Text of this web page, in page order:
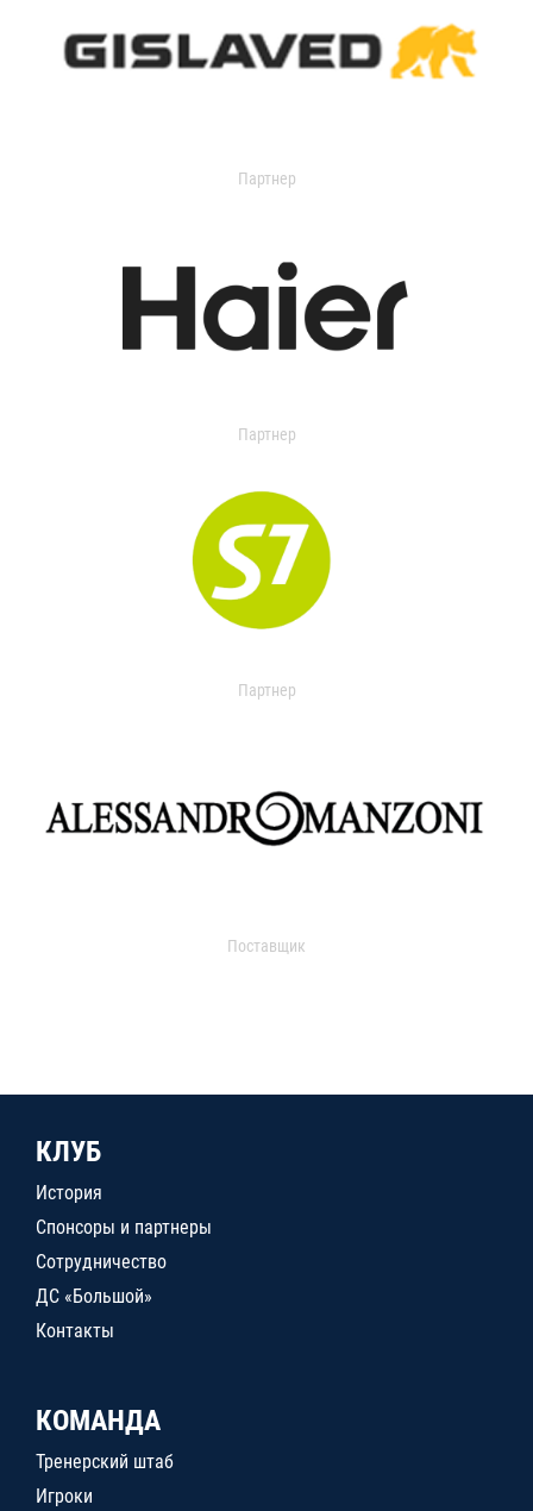
Партнер
Партнер
Партнер
Поставщик
КЛУБ
История
Спонсоры и партнеры
Сотрудничество
ДС «Большой»
Контакты
КОМАНДА
Тренерский штаб
Игроки